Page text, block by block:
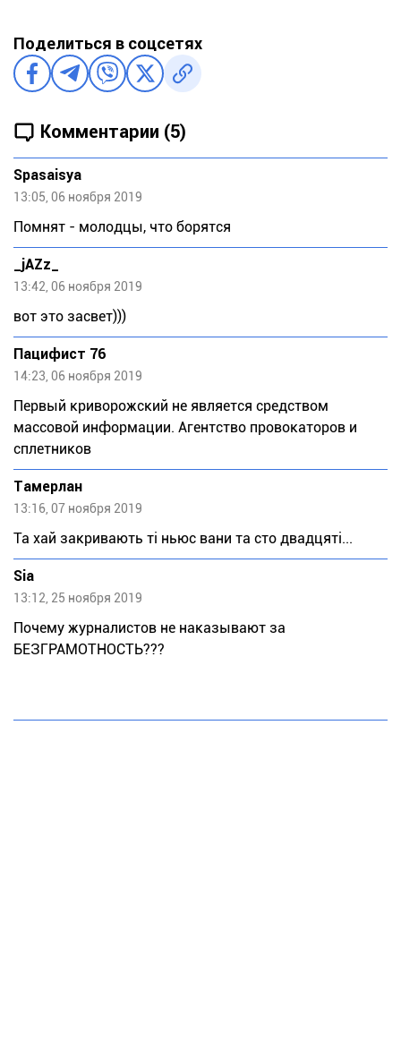
Поделиться в соцсетях
Комментарии (5)
Spasaisya
13:05, 06 ноября 2019
Помнят - молодцы, что борятся
_jAZz_
13:42, 06 ноября 2019
вот это засвет)))
Пацифист 76
14:23, 06 ноября 2019
Первый криворожский не является средством
массовой информации. Агентство провокаторов и
сплетников
Тaмeрлан
13:16, 07 ноября 2019
Та хай закривають ті ньюс вани та сто двадцяті...
Sia
13:12, 25 ноября 2019
Почему журналистов не наказывают за
БЕЗГРАМОТНОСТЬ???